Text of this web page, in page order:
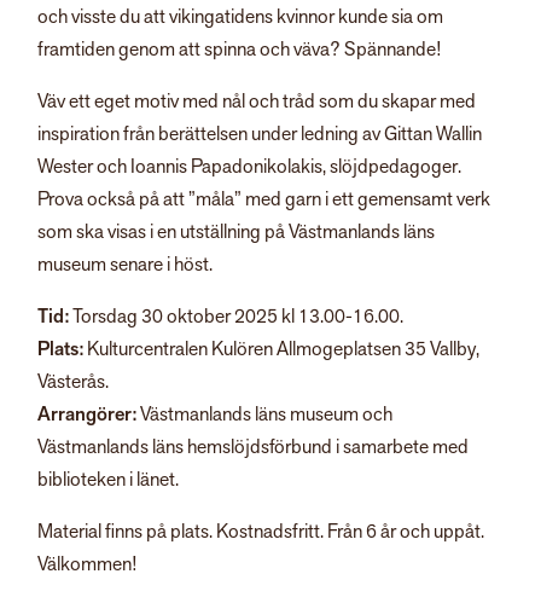
och visste du att vikingatidens kvinnor kunde sia om
framtiden genom att spinna och väva? Spännande!
Väv ett eget motiv med nål och tråd som du skapar med
inspiration från berättelsen under ledning av Gittan Wallin
Wester och Ioannis Papadonikolakis, slöjdpedagoger.
Prova också på att ”måla” med garn i ett gemensamt verk
som ska visas i en utställning på Västmanlands läns
museum senare i höst.
Tid:Torsdag 30 oktober 2025 kl 13.00-16.00.
Plats:Kulturcentralen Kulören Allmogeplatsen 35 Vallby,
Västerås.
Arrangörer:Västmanlands läns museum och
Västmanlands läns hemslöjdsförbund i samarbete med
biblioteken i länet.
Material finns på plats. Kostnadsfritt. Från 6 år och uppåt.
Välkommen!